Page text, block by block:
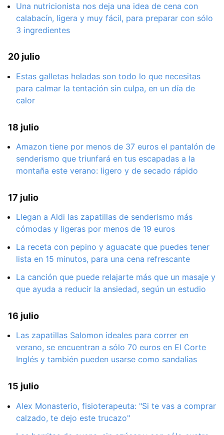
Una nutricionista nos deja una idea de cena con
calabacín, ligera y muy fácil, para preparar con sólo
3 ingredientes
20 julio
Estas galletas heladas son todo lo que necesitas
para calmar la tentación sin culpa, en un día de
calor
18 julio
Amazon tiene por menos de 37 euros el pantalón de
senderismo que triunfará en tus escapadas a la
montaña este verano: ligero y de secado rápido
17 julio
Llegan a Aldi las zapatillas de senderismo más
cómodas y ligeras por menos de 19 euros
La receta con pepino y aguacate que puedes tener
lista en 15 minutos, para una cena refrescante
La canción que puede relajarte más que un masaje y
que ayuda a reducir la ansiedad, según un estudio
16 julio
Las zapatillas Salomon ideales para correr en
verano, se encuentran a sólo 70 euros en El Corte
Inglés y también pueden usarse como sandalias
15 julio
Alex Monasterio, fisioterapeuta: "Si te vas a comprar
calzado, te dejo este trucazo"